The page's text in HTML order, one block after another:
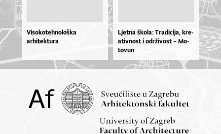
Visokotehnološka
arhitektura
Ljet­na ško­la: Tra­di­ci­ja, kre­
a­tiv­no­st i odr­ži­vo­st – Mo­
to­vun